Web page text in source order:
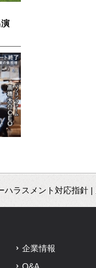
ハラスメント対応指針 |
企業情報